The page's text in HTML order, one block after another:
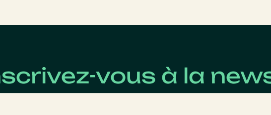
vous à la